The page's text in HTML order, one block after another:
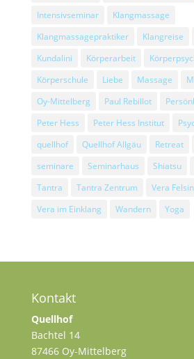
Intensivseminar
Klangmassage
Klangmassagepraktiker
Klangreise
Kundalini
Körperarbeit
Körperschule
Liebe Massage
Oy-Mittelberg
Paul Rebillot
Peter Hess
Peter Hess Institut
quellhof
Quellhof Allgäu Retreat
seminare
Seminarhaus Shiatsu
Tantra
Tantra Zentrum
Vera
Vera im Einklang
Wandern Yoga
Kontakt
Quellhof
Bachtel 14
87466 Oy-Mittelberg